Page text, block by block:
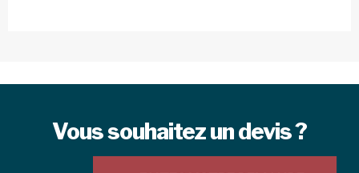
Vous souhaitez un devis ?